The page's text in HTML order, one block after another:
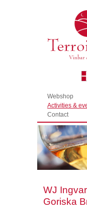
Webshop
Activities &
Contact
WJ
Goriska